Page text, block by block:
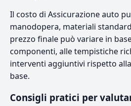
Il costo di Assicurazione auto
manodopera, materiali
prezzo finale può variare in
componenti, alle tempistiche
interventi aggiuntivi rispetto
base.
Consigli pratici per